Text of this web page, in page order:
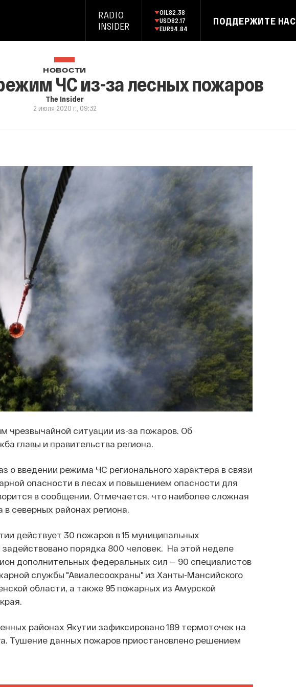
RADIO
INSIDER
OIL82.38
USD82.17
EUR94.84
ПОДДЕРЖИТЕ НАС
НОВОСТИ
ЧС из-за лесных пожаров
The Insider
2 июля 2020 г., 09:32
чрезвычайной ситуации из-за пожаров. Об
главы и правительства региона.
о введении режима ЧС регионального характера в связи
опасности в лесах и повышением опасности для
в сообщении. Отмечается, что наиболее сложная
в северных районах региона.
действует 30 пожаров в 15 муниципальных
порядка 800 человек. На этой неделе
дополнительных федеральных сил — 90 специалистов
службы "Авиалесоохраны" из Ханты-Мансийского
области, а также 95 пожарных из Амурской
районах Якутии зафиксировано 189 термоточек на
Тушение данных пожаров приостановлено решением